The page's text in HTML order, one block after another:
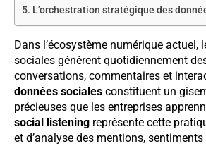
L’orchestration stratégique des
Dans l’écosystème numérique actuel,
sociales génèrent quotidiennement
conversations, commentaires et
données sociales constituent un
précieuses que les entreprises
social listening représente cette
et d’analyse des mentions,